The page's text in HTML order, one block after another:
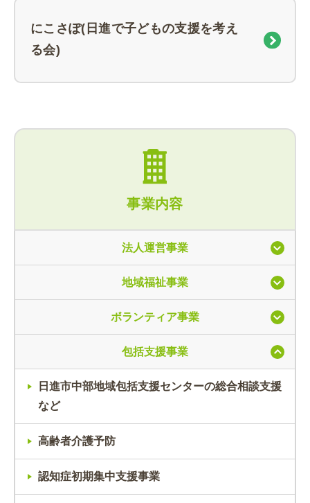
にこさぽ(日進で子どもの支援を考え
る会)
事業内容
法人運営事業
地域福祉事業
ボランティア事業
包括支援事業
日進市中部地域包括支援センターの総合相談支援
など
高齢者介護予防
認知症初期集中支援事業